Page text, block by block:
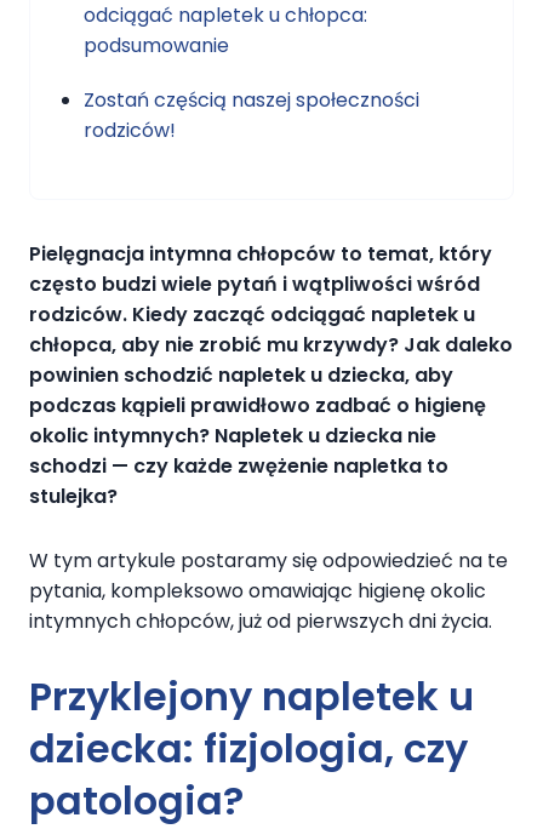
odciągać napletek u chłopca:
podsumowanie
Zostań częścią naszej społeczności
rodziców!
Pielęgnacja intymna chłopców to temat, który
często budzi wiele pytań i wątpliwości wśród
rodziców. Kiedy zacząć odciągać napletek u
chłopca, aby nie zrobić mu krzywdy? Jak daleko
powinien schodzić napletek u dziecka, aby
podczas kąpieli prawidłowo zadbać o higienę
okolic intymnych? Napletek u dziecka nie
schodzi — czy każde zwężenie napletka to
stulejka?
W tym artykule postaramy się odpowiedzieć na te
pytania, kompleksowo omawiając higienę okolic
intymnych chłopców, już od pierwszych dni życia.
Przyklejony napletek u
dziecka: fizjologia, czy
patologia?